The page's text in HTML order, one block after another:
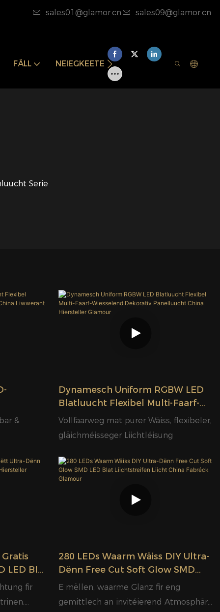
sales01@glamor.cn sales09@glamor.cn
FÄLL NEIEGKEETEN KONTAKTÉIERT EIS
Serie
&
Dynamesch Uniform RGBW LED
Blatluucht Flexibel Multi-Faarf-
Wiesselend Dekorativ
Panelluucht China Hiersteller
Glamour
Vollfaarweg mat purer Wäiss, flexibeler,
gläichméisseger Liichtléisung
Gratis
LED Blat
fir
280 LEDs Waarm Wäiss DIY Ultra-
Dënn Free Cut Soft Glow SMD
LED Blat Liichtstreifen Liicht
China Fabréck Glamour
E mëllen, waarme Glanz fir eng
gemittlech an invitéierend Atmosphär